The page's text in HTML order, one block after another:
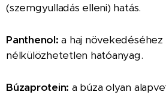
(szemgyulladás elleni) hatás.
Panthenol: a haj
nélkülözhetetlen hatóanyag.
Búzaprotein: a búza olyan